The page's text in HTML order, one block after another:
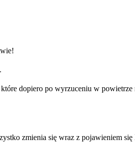
dopiero po wyrzuceniu w
zmienia się wraz z pojawieniem się